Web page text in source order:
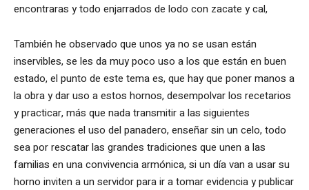
encontraras y todo enjarrados de lodo con zacate y cal,
También he observado que unos ya no se usan están
inservibles, se les da muy poco uso a los que están en buen
estado, el punto de este tema es, que hay que poner manos a
la obra y dar uso a estos hornos, desempolvar los recetarios
y practicar, más que nada transmitir a las siguientes
generaciones el uso del panadero, enseñar sin un celo, todo
sea por rescatar las grandes tradiciones que unen a las
familias en una convivencia armónica, si un día van a usar su
horno inviten a un servidor para ir a tomar evidencia y publicar